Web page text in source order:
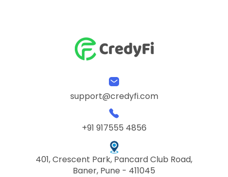
support@credyfi.com
+91 917555 4856
401, Crescent Park, Pancard Club Road,
Baner, Pune - 411045